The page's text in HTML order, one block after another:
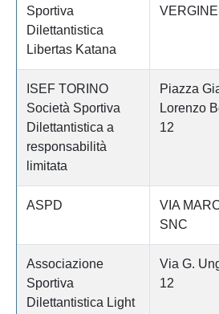
Sportiva
Dilettantistica
Libertas Katana
ISEF TORINO
Società Sportiva
Dilettantistica a
responsabilità
limitata
Piazza
Lorenzo
12
ASPD
VIA
SNC
Associazione
Sportiva
Dilettantistica Light
Via G.
12